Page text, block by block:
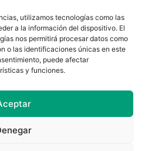
utilizamos tecnologías como las
a la información del dispositivo. El
nos permitirá procesar datos como
o las identificaciones únicas en este
puede afectar
y funciones.
Política de privacidad
Legal